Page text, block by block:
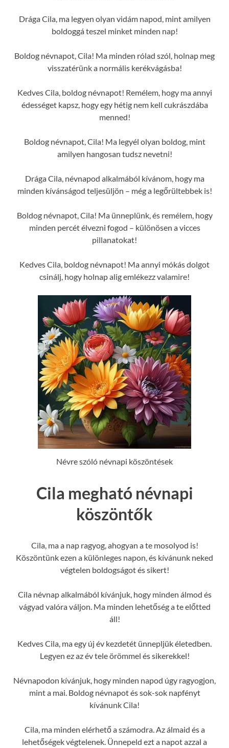
Drága Cila, ma legyen olyan vidám napod, mint amilyen
boldoggá teszel minket minden nap!
Boldog névnapot, Cila! Ma minden rólad szól, holnap meg
visszatérünk a normális kerékvágásba!
Kedves Cila, boldog névnapot! Remélem, hogy ma annyi
édességet kapsz, hogy egy hétig nem kell cukrászdába
menned!
Boldog névnapot, Cila! Ma legyél olyan boldog, mint
amilyen hangosan tudsz nevetni!
Drága Cila, névnapod alkalmából kívánom, hogy ma
minden kívánságod teljesüljön – még a legőrültebbek is!
Boldog névnapot, Cila! Ma ünneplünk, és remélem, hogy
minden percét élvezni fogod – különösen a vicces
pillanatokat!
Kedves Cila, boldog névnapot! Ma annyi mókás dolgot
csinálj, hogy holnap alig emlékezz valamire!
Névre szóló névnapi köszöntések
Cila megható névnapi
köszöntők
Cila, ma a nap ragyog, ahogyan a te mosolyod is!
Köszöntünk ezen a különleges napon, és kívánunk neked
végtelen boldogságot és sikert!
Cila névnap alkalmából kívánjuk, hogy minden álmod és
vágyad valóra váljon. Ma minden lehetőség a te előtted
áll!
Kedves Cila, ma egy új év kezdetét ünnepljük életedben.
Legyen ez az év tele örömmel és sikerekkel!
Névnapodon kívánjuk, hogy minden napod úgy ragyogjon,
mint a mai. Boldog névnapot és sok-sok napfényt
kívánunk Cila!
Cila, ma minden elérhető a számodra. Az álmaid és a
lehetőségek végtelenek. Ünnepeld ezt a napot azzal a